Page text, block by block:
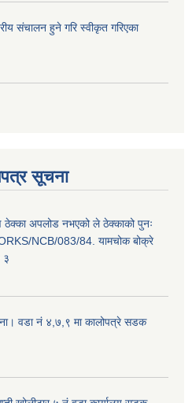
संचालन हुने गरि स्वीकृत गरिएका
सूचना
ठेक्का अपलोड नभएको ले ठेक्काको पुनः
NCB/083/84. यामचोक बोक्रे
३
वडा नं ४,७,९ मा कालोपत्रे सडक